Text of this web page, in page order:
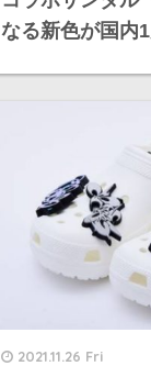
なる新色が国内
2021.11.26 Fri